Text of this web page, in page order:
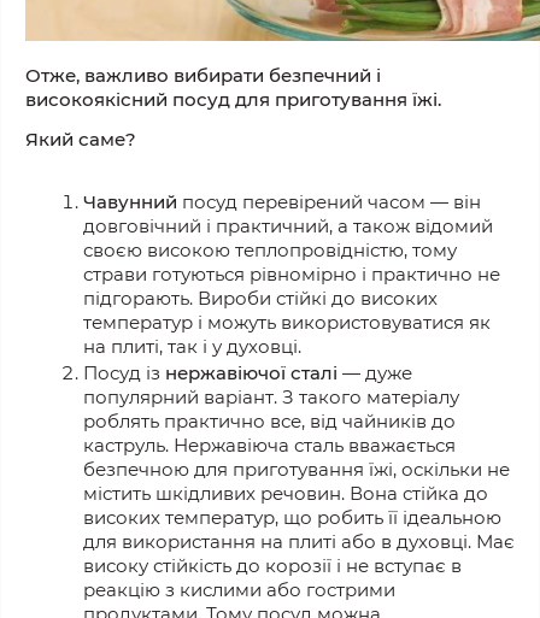
Отже, важливо вибирати безпечний і
високоякісний посуд для приготування їжі.
Який саме?
Чавунний посуд перевірений часом — він
довговічний і практичний, а також відомий
своєю високою теплопровідністю, тому
страви готуються рівномірно і практично не
підгорають. Вироби стійкі до високих
температур і можуть використовуватися як
на плиті, так і у духовці.
Посуд із нержавіючої сталі — дуже
популярний варіант. З такого матеріалу
роблять практично все, від чайників до
каструль. Нержавіюча сталь вважається
безпечною для приготування їжі, оскільки не
містить шкідливих речовин. Вона стійка до
високих температур, що робить її ідеальною
для використання на плиті або в духовці. Має
високу стійкість до корозії і не вступає в
реакцію з кислими або гострими